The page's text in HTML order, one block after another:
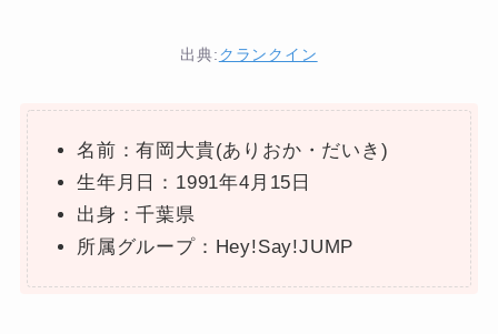
出典: クランクイン
名前：有岡大貴(ありおか・だいき)
生年月日：1991年4月15日
出身：千葉県
所属グループ：Hey!Say!JUMP